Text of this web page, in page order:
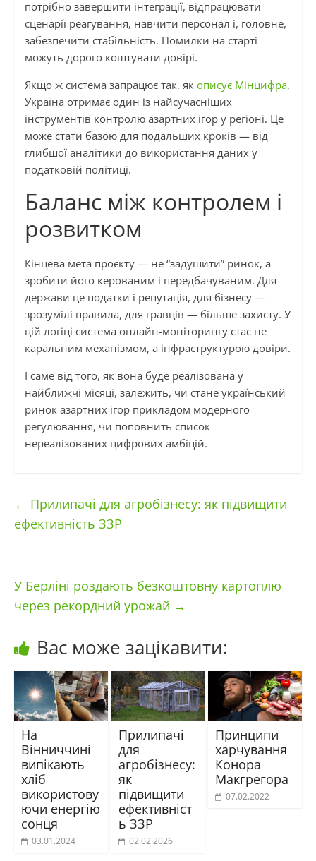
потрібно завершити інтеграції, відпрацювати
сценарії реагування, навчити персонал і, головне,
забезпечити стабільність. Помилки на старті
можуть дорого коштувати довірі.
Якщо ж система запрацює так, як описує Мінцифра,
Україна отримає один із найсучасніших
інструментів контролю азартних ігор у регіоні. Це
може стати базою для подальших кроків — від
глибшої аналітики до використання даних у
податковій політиці.
Баланс між контролем і
розвитком
Кінцева мета проєкту — не “задушити” ринок, а
зробити його керованим і передбачуваним. Для
держави це податки і репутація, для бізнесу —
зрозумілі правила, для гравців — більше захисту. У
цій логіці система онлайн-моніторингу стає не
каральним механізмом, а інфраструктурою довіри.
І саме від того, як вона буде реалізована у
найближчі місяці, залежить, чи стане український
ринок азартних ігор прикладом модерного
регулювання, чи поповнить список
нереалізованих цифрових амбіцій.
← Прилипачі для агробізнесу: як підвищити
ефективність ЗЗР
У Берліні роздають безкоштовну картоплю
через рекордний урожай →
Вас може зацікавити:
На
Вінниччині
випікають
хліб
використову
ючи енергію
сонця
03.01.2024
Прилипачі
для
агробізнесу:
як
підвищити
ефективніст
ь ЗЗР
02.02.2026
Принципи
харчування
Конора
Макгрегора
07.02.2022